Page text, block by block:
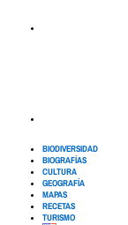
BIODIVERSIDAD
BIOGRAFÍAS
CULTURA
GEOGRAFÍA
MAPAS
RECETAS
TURISMO